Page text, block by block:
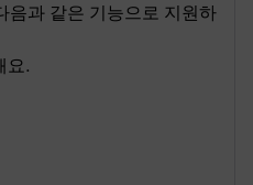
음과 같은 기능으로 지원하
요.